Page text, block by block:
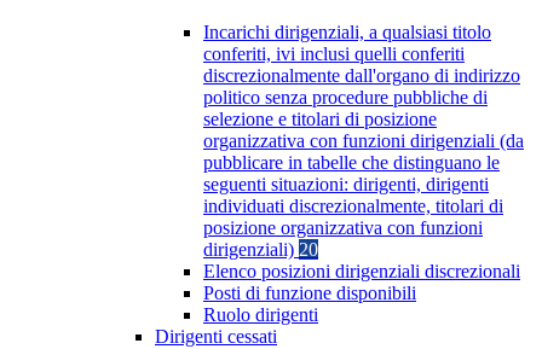
Incarichi dirigenziali, a qualsiasi titolo
conferiti, ivi inclusi quelli conferiti
discrezionalmente dall'organo di indirizzo
politico senza procedure pubbliche di
selezione e titolari di posizione
organizzativa con funzioni dirigenziali (da
pubblicare in tabelle che distinguano le
seguenti situazioni: dirigenti, dirigenti
individuati discrezionalmente, titolari di
posizione organizzativa con funzioni
dirigenziali) 20
Elenco posizioni dirigenziali discrezionali
Posti di funzione disponibili
Ruolo dirigenti
Dirigenti cessati